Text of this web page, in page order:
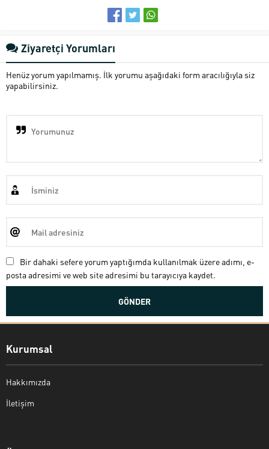
Ziyaretçi Yorumları
Henüz yorum yapılmamış. İlk yorumu aşağıdaki form aracılığıyla siz
yapabilirsiniz.
Bir dahaki sefere yorum yaptığımda kullanılmak üzere adımı, e-
posta adresimi ve web site adresimi bu tarayıcıya kaydet.
Kurumsal
Hakkımızda
İletişim